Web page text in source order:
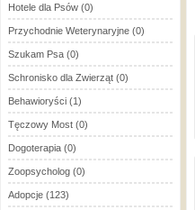
Hotele dla Psów (0)
Przychodnie Weterynaryjne (0)
Szukam Psa (0)
Schronisko dla Zwierząt (0)
Behawioryści (1)
Tęczowy Most (0)
Dogoterapia (0)
Zoopsycholog (0)
Adopcje (123)